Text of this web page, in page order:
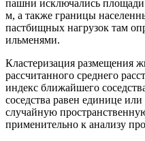
пашни исключались площади
м, а также границы
пастбищных нагрузок там
ильменями.
Кластеризация размещения
рассчитанного среднего
индекс ближайшего
соседства равен единице
случайную
применительно к анализу